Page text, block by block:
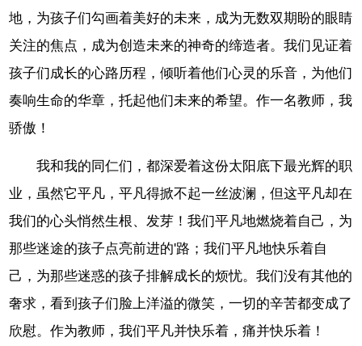
地，为孩子们勾画着美好的未来，成为无数双期盼的眼睛
关注的焦点，成为创造未来的神奇的缔造者。我们见证着
孩子们成长的心路历程，倾听着他们心灵的乐音，为他们
奏响生命的华章，托起他们未来的希望。作一名教师，我
骄傲！
我和我的同仁们，都深爱着这份太阳底下最光辉的职
业，虽然它平凡，平凡得掀不起一丝波澜，但这平凡却在
我们的心头悄然生根、发芽！我们平凡地燃烧着自己，为
那些迷途的孩子点亮前进的'路；我们平凡地快乐着自
己，为那些迷惑的孩子排解成长的烦忧。我们没有其他的
奢求，看到孩子们脸上洋溢的微笑，一切的辛苦都变成了
欣慰。作为教师，我们平凡并快乐着，痛并快乐着！